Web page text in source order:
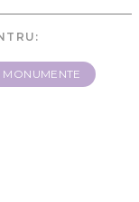
MONUMENTE